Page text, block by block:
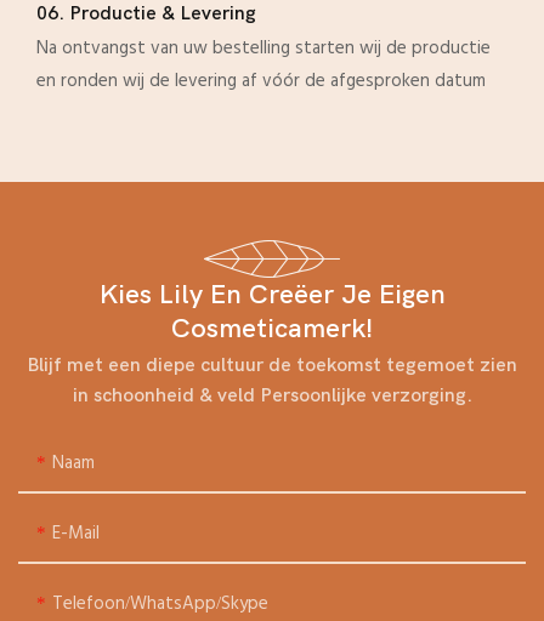
06. Productie & Levering
Na ontvangst van uw bestelling starten wij de productie
en ronden wij de levering af vóór de afgesproken datum
Kies Lily En Creëer Je Eigen
Cosmeticamerk!
Blijf met een diepe cultuur de toekomst tegemoet zien
in schoonheid & veld Persoonlijke verzorging.
Naam
E-Mail
Telefoon/WhatsApp/Skype